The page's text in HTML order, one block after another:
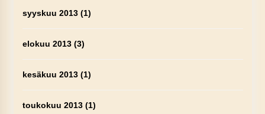
syyskuu 2013(1)
elokuu 2013(3)
kesäkuu 2013(1)
toukokuu 2013(1)